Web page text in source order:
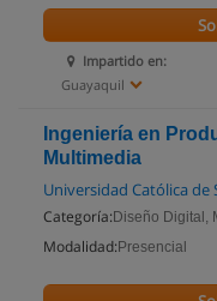
Impartido en:
Guayaquil
Ingeniería en
Multimedia
Universidad Católica de
Categoría: Diseño Digital,
Modalidad: Presencial